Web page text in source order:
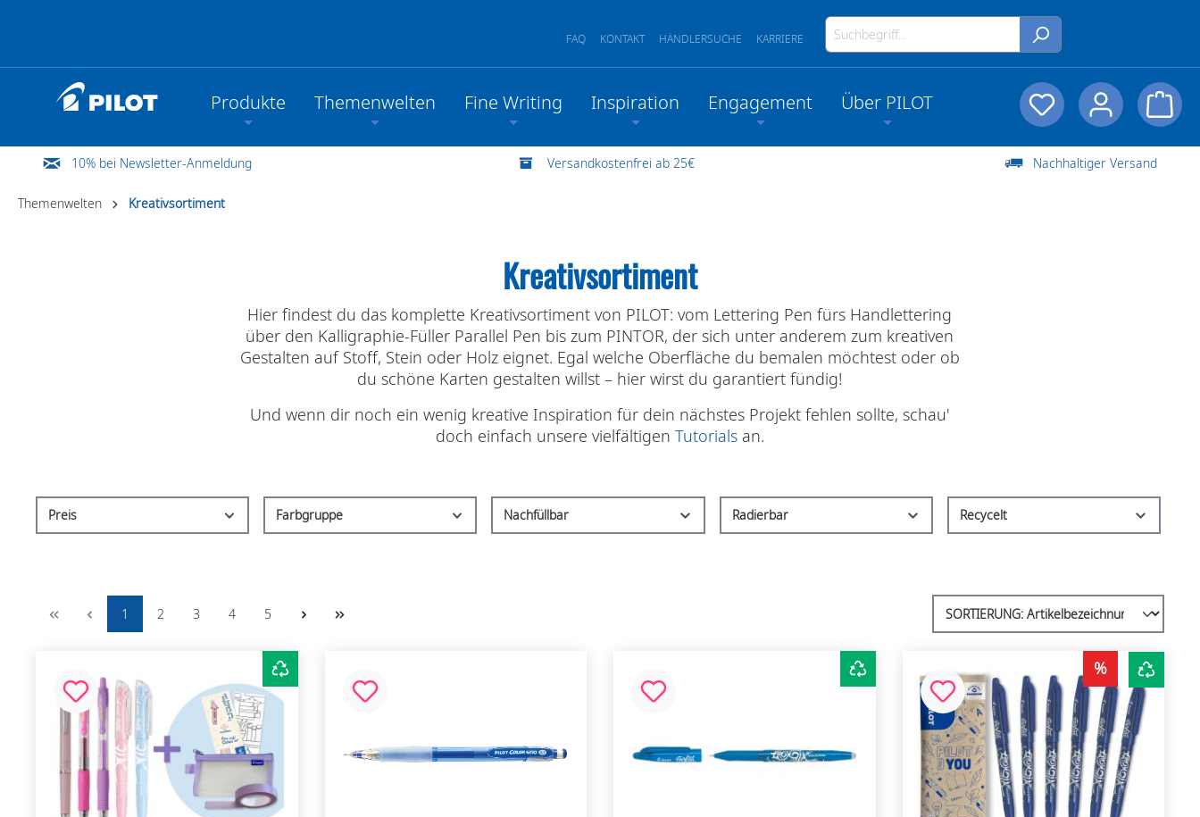
KARRIERE
HÄNDLERSUCHE
KONTAKT
FAQ
Produkte Themenwelten Fine Writing Inspiration Engagement Über PILOT
10% bei Newsletter-Anmeldung Versandkostenfrei ab 25€ Nachhaltiger Versand
Themenwelten Kreativsortiment
Kreativsortiment
Hier findest du das komplette Kreativsortiment von PILOT: vom Lettering Pen fürs Handlettering
über den Kalligraphie-Füller Parallel Pen bis zum PINTOR, der sich unter anderem zum kreativen
Gestalten auf Stoff, Stein oder Holz eignet. Egal welche Oberfläche du bemalen möchtest oder ob
du schöne Karten gestalten willst – hier wirst du garantiert fündig!
Und wenn dir noch ein wenig kreative Inspiration für dein nächstes Projekt fehlen sollte, schau'
doch einfach unsere vielfältigen Tutorialsan.
Preis Farbgruppe Nachfüllbar Radierbar Recycelt
1 2 3 4 5
%